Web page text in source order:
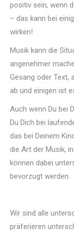
positiv sein, wenn
– das kann bei
wirken!
Musik kann die
angenehmer
Gesang oder Text,
ab und einigen ist
Auch wenn Du bei
Du Dich bei
das bei Deinem
die Art der Musik,
können dabei
bevorzugt werden.
Wir sind alle
präferieren